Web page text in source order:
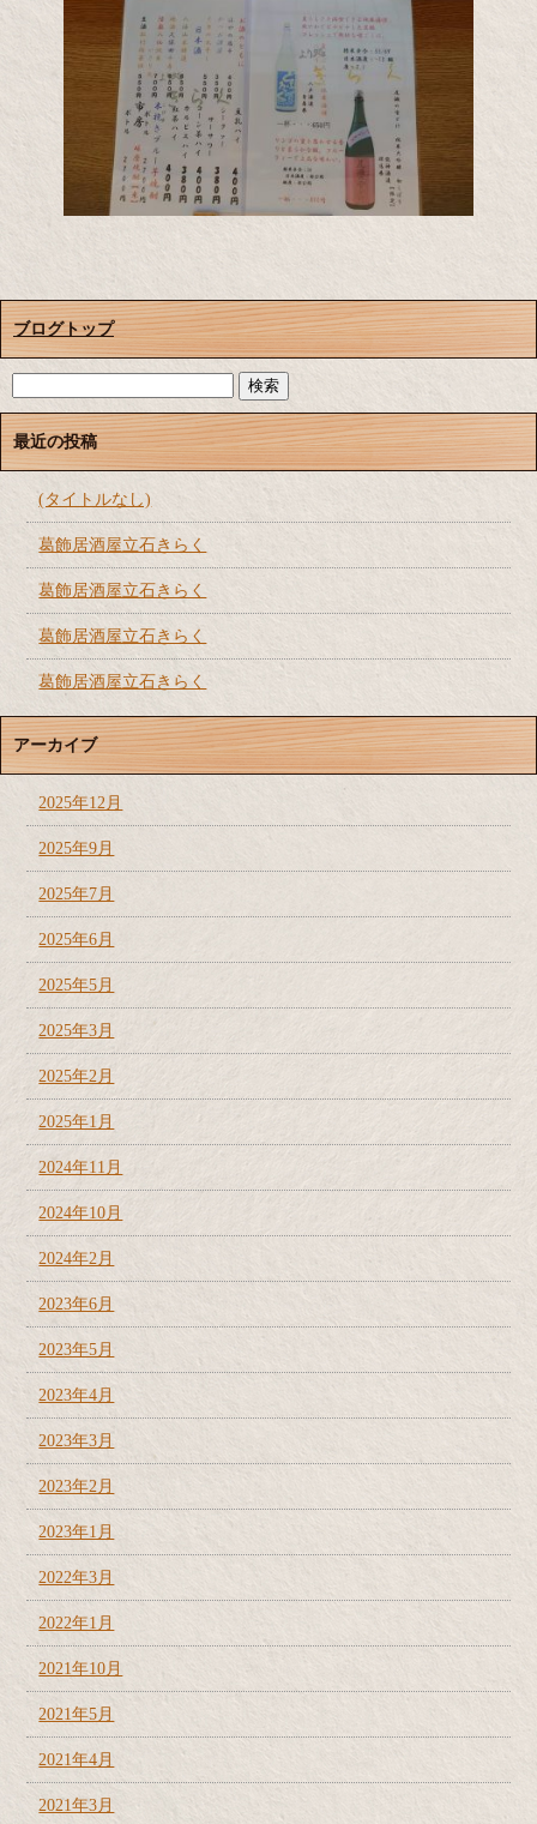
ブログトップ
最近の投稿
(タイトルなし)
葛飾居酒屋立石きらく
葛飾居酒屋立石きらく
葛飾居酒屋立石きらく
葛飾居酒屋立石きらく
アーカイブ
2025年12月
2025年9月
2025年7月
2025年6月
2025年5月
2025年3月
2025年2月
2025年1月
2024年11月
2024年10月
2024年2月
2023年6月
2023年5月
2023年4月
2023年3月
2023年2月
2023年1月
2022年3月
2022年1月
2021年10月
2021年5月
2021年4月
2021年3月